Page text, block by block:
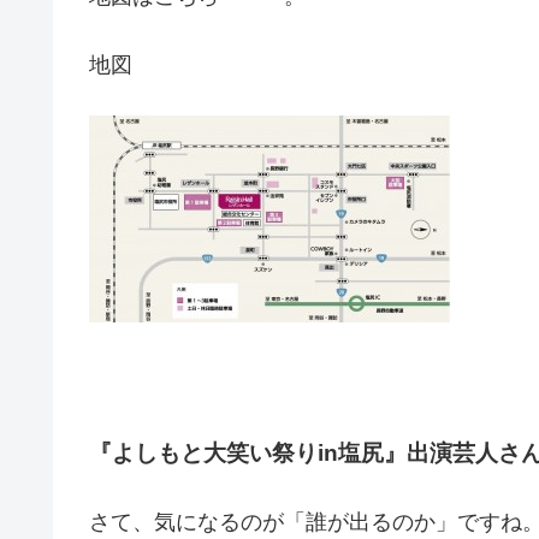
地図
『よしもと大笑い祭りin塩尻』出演芸人さ
さて、気になるのが「誰が出るのか」ですね。